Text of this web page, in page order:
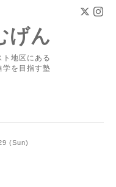
ん
地区にある
学を目指す塾
(Sun)